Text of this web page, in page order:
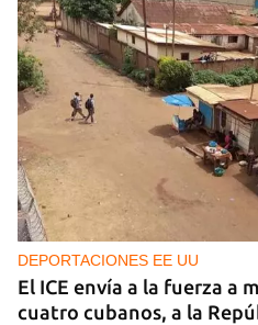
DEPORTACIONES EE UU
El ICE envía a la fuerza a
cuatro cubanos, a la